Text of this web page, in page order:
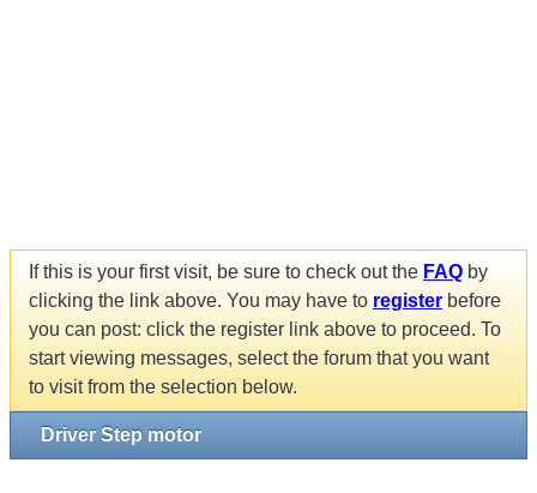
If this is your first visit, be sure to check out the FAQ by
clicking the link above. You may have to register before
you can post: click the register link above to proceed. To
start viewing messages, select the forum that you want
to visit from the selection below.
Driver Step motor